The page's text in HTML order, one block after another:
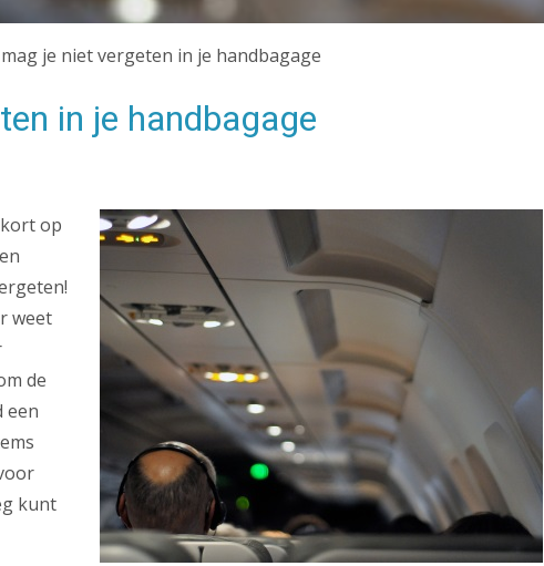
je niet vergeten in je handbagage
in je handbagage
op
weet
de
een
kunt